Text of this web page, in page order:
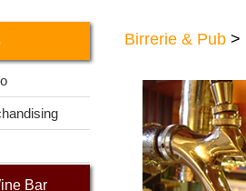
Bar
Birrerie & Pub>